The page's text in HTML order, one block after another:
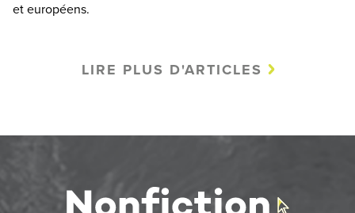
et européens.
LIRE PLUS D'ARTICLES